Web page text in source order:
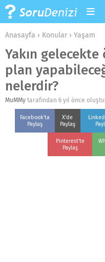
Anasayfa › Konular › Yaşam
Yakın
plan
nelerdir?
MuMMy tarafından 6 yıl önce
Facebook'ta
Paylaş
X'de
Paylaş
Pinterest'te
Paylaş